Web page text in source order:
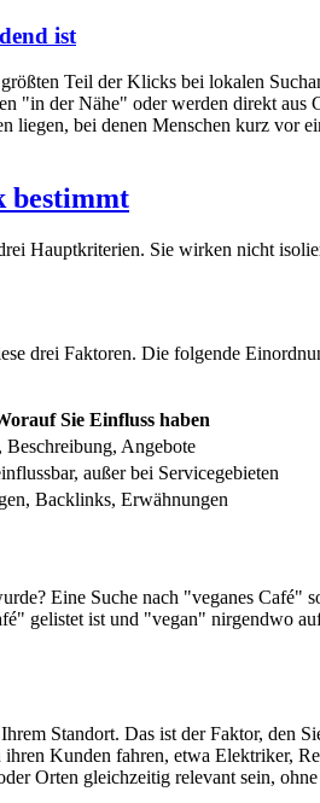
ist
Teil der Klicks bei lokalen
"in der Nähe" oder werden direkt
liegen, bei denen Menschen kurz
bestimmt
Hauptkriterien. Sie wirken nicht
drei Faktoren. Die folgende
Sie Einfluss haben
Beschreibung, Angebote
außer bei Servicegebieten
Backlinks, Erwähnungen
Eine Suche nach "veganes
gelistet ist und "vegan" nirgendwo
Standort. Das ist der Faktor, den
Kunden fahren, etwa Elektriker,
Orten gleichzeitig relevant sein,